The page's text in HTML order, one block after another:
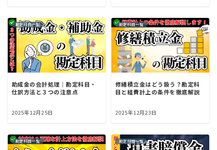
勘定科目一覧
助成金の会計処理｜勘定科目・
仕訳方法と３つの注意点
2025年12月25日
勘定科目一覧
修繕積立金はどう扱う？勘定科
目と経費計上の条件を徹底解説
2025年12月23日
勘定科目一覧 勘定科目一覧